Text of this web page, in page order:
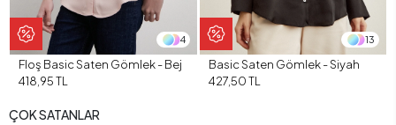
4
Floş Basic Saten Gömlek - Bej
418,95 TL
13
Basic Saten Gömlek - Siyah
427,50 TL
ÇOK SATANLAR